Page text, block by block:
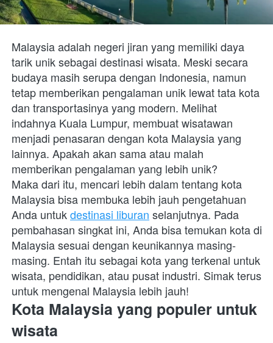
Malaysia adalah negeri jiran yang memiliki daya
tarik unik sebagai destinasi wisata. Meski secara
budaya masih serupa dengan Indonesia, namun
tetap memberikan pengalaman unik lewat tata kota
dan transportasinya yang modern. Melihat
indahnya Kuala Lumpur, membuat wisatawan
menjadi penasaran dengan kota Malaysia yang
lainnya. Apakah akan sama atau malah
memberikan pengalaman yang lebih unik?
Maka dari itu, mencari lebih dalam tentang kota
Malaysia bisa membuka lebih jauh pengetahuan
Anda untuk destinasi liburan selanjutnya. Pada
pembahasan singkat ini, Anda bisa temukan kota di
Malaysia sesuai dengan keunikannya masing-
masing. Entah itu sebagai kota yang terkenal untuk
wisata, pendidikan, atau pusat industri. Simak terus
untuk mengenal Malaysia lebih jauh!
Kota Malaysia yang populer untuk
wisata